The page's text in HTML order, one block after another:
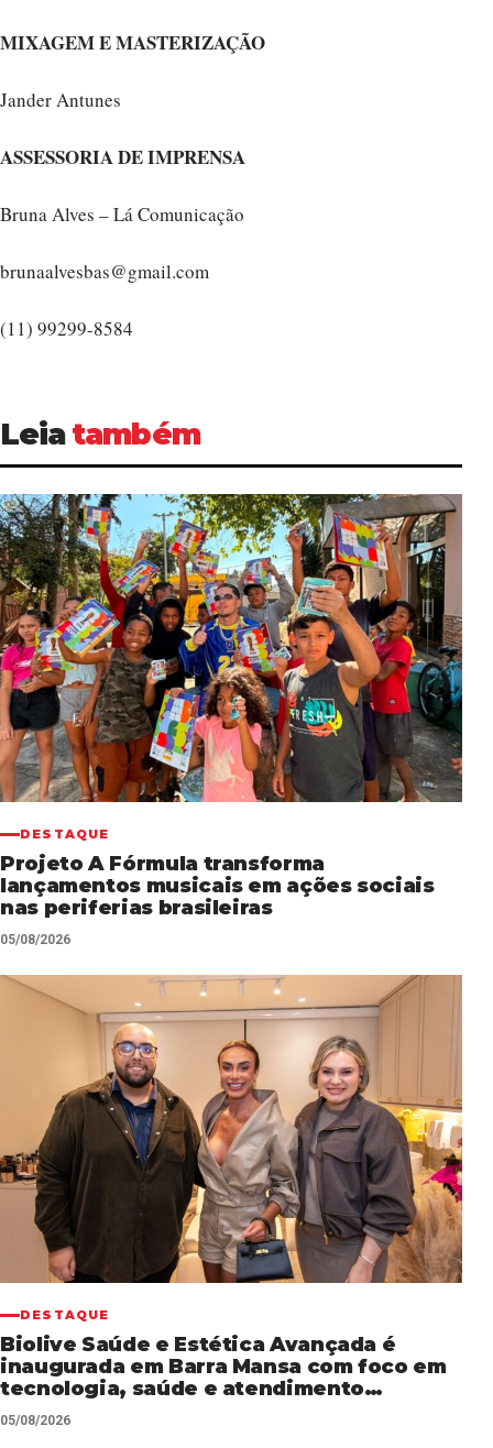
MIXAGEM E MASTERIZAÇÃO
Jander Antunes
ASSESSORIA DE IMPRENSA
Bruna Alves – Lá Comunicação
brunaalvesbas@gmail.com
(11) 99299-8584
Leiatambém
DESTAQUE
Projeto A Fórmula transforma
lançamentos musicais em ações sociais
nas periferias brasileiras
05/08/2026
DESTAQUE
Biolive Saúde e Estética Avançada é
inaugurada em Barra Mansa com foco em
tecnologia, saúde e atendimento
personalizado
05/08/2026